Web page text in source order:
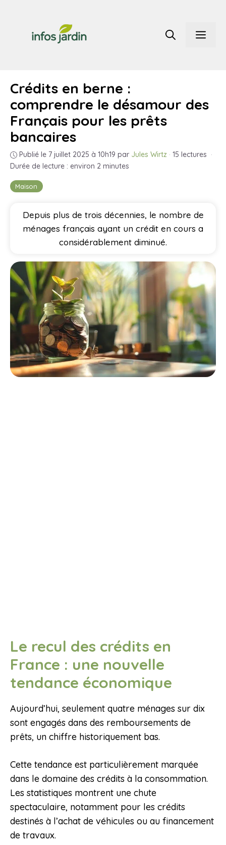
contenu
Maison
Crédits en berne :
comprendre le désamour des
Français pour les prêts
bancaires
Publié le 7 juillet 2025 à 10h19 par Jules Wirtz · 15 lectures ·
Durée de lecture : environ 2 minutes
Depuis plus de trois décennies, le nombre de
ménages français ayant un crédit en cours a
considérablement diminué.
Le recul des crédits en
France : une nouvelle
tendance économique
Aujourd’hui, seulement quatre ménages sur dix
sont engagés dans des remboursements de
prêts, un chiffre historiquement bas.
Cette tendance est particulièrement marquée
dans le domaine des crédits à la consommation.
Les statistiques montrent une chute
spectaculaire, notamment pour les crédits
destinés à l’achat de véhicules ou au financement
de travaux.